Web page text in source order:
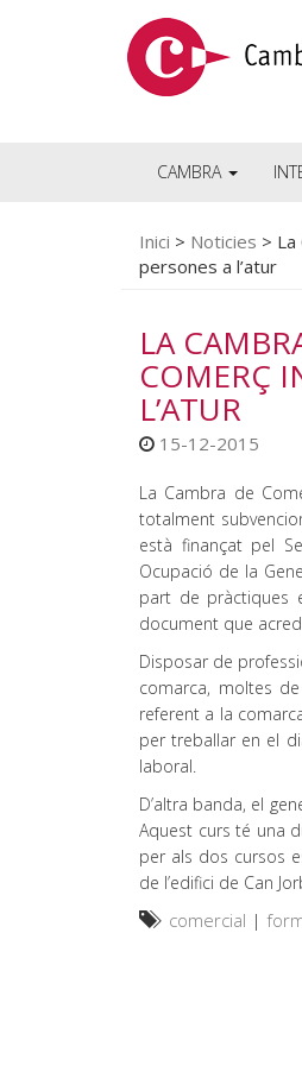
CAMBRA
Inici > Noticies >
persones a l’atur
LA
COMERÇ
L’ATUR
15-12-2015
La Cambra de
totalment
està finançat pel
Ocupació de la
part de pràctiques
document que
Disposar de
comarca, moltes
referent a la
per treballar en el
laboral.
D’altra banda, el
Aquest curs té una
per als dos cursos
de l’edifici de Can
comercial |